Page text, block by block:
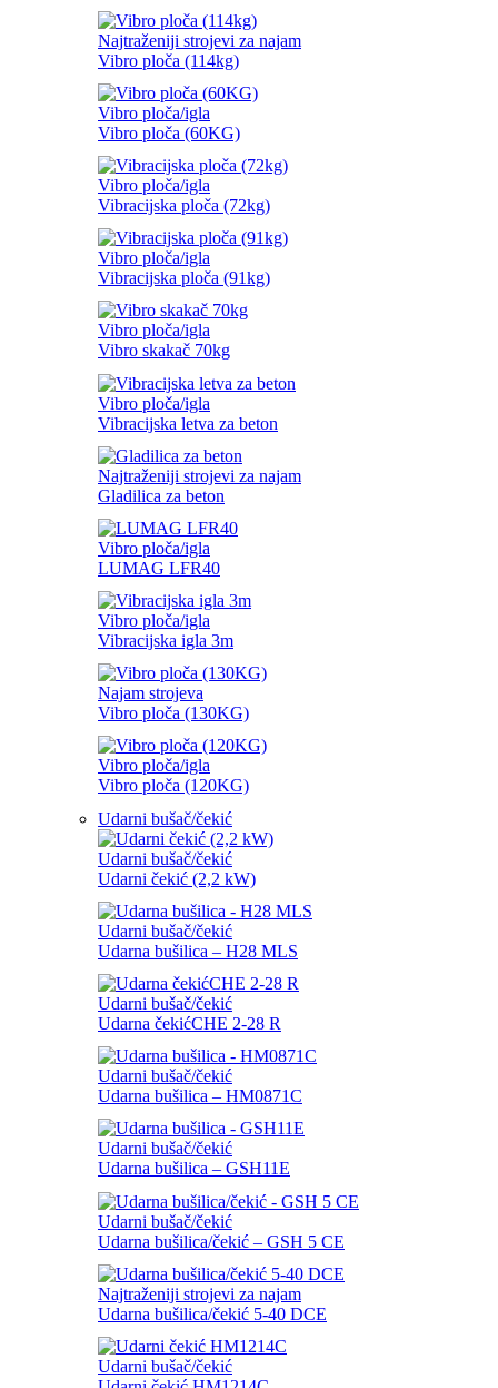
Najtraženiji strojevi za najam
Vibro ploča (114kg)
Vibro ploča/igla
Vibro ploča (60KG)
Vibro ploča/igla
Vibracijska ploča (72kg)
Vibro ploča/igla
Vibracijska ploča (91kg)
Vibro ploča/igla
Vibro skakač 70kg
Vibro ploča/igla
Vibracijska letva za beton
Najtraženiji strojevi za najam
Gladilica za beton
Vibro ploča/igla
LUMAG LFR40
Vibro ploča/igla
Vibracijska igla 3m
Najam strojeva
Vibro ploča (130KG)
Vibro ploča/igla
Vibro ploča (120KG)
Udarni bušač/čekić
Udarni bušač/čekić
Udarni čekić (2,2 kW)
Udarni bušač/čekić
Udarna bušilica – H28 MLS
Udarni bušač/čekić
Udarna čekićCHE 2-28 R
Udarni bušač/čekić
Udarna bušilica – HM0871C
Udarni bušač/čekić
Udarna bušilica – GSH11E
Udarni bušač/čekić
Udarna bušilica/čekić – GSH 5 CE
Najtraženiji strojevi za najam
Udarna bušilica/čekić 5-40 DCE
Udarni bušač/čekić